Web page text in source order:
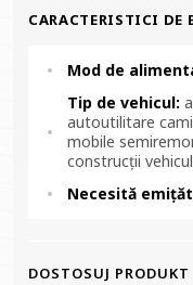
CARACTERISTICI DE
Mod de
Tip de vehicul:
autoutilitare
mobile
construcții
Necesită
DOSTOSUJ PRODUKT